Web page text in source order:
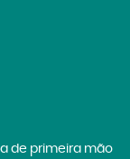
de primeira mão